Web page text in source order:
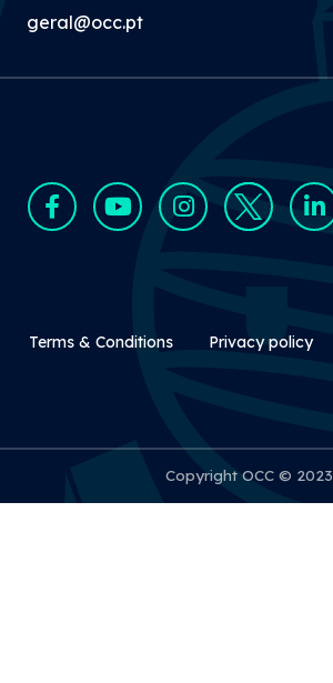
geral@occ.pt
Rodapé Secundário
Terms & Conditions Privacy policy
Copyright OCC © 2023